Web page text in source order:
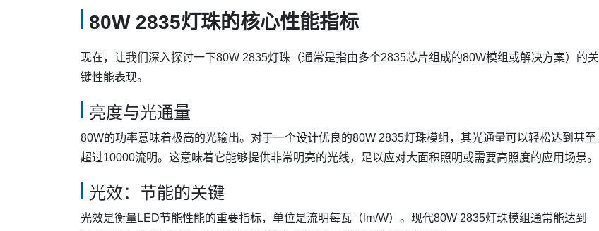
80W 2835灯珠的核心性能指标
现在，让我们深入探讨一下80W 2835灯珠（通常是指由多个2835芯片组成的80W模组或解决方案）的关
键性能表现。
亮度与光通量
80W的功率意味着极高的光输出。对于一个设计优良的80W 2835灯珠模组，其光通量可以轻松达到甚至
超过10000流明。这意味着它能够提供非常明亮的光线，足以应对大面积照明或需要高照度的应用场景。
光效：节能的关键
光效是衡量LED节能性能的重要指标，单位是流明每瓦（lm/W）。现代80W 2835灯珠模组通常能达到